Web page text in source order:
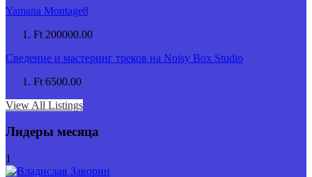
Yamana Montage8
Ft 200000.00
Сведение и мастеринг треков на Noisy Box Studio
Ft 6500.00
View All Listings
Лидеры месяца
1